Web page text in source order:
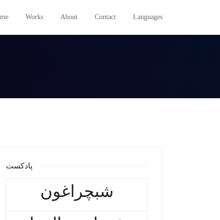
Works About Contact Languages
پادکست
شبچراغون